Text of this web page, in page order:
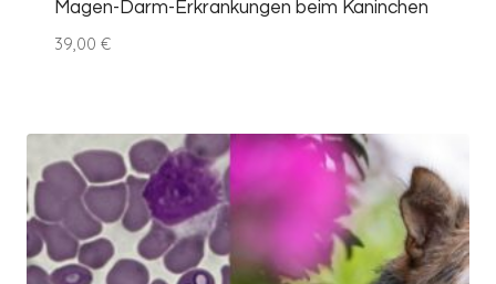
Magen-Darm-Erkrankungen beim Kaninchen
39,00 €